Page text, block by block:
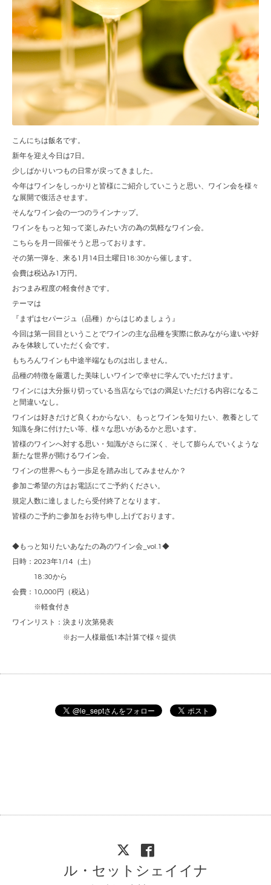
こんにちは飯名です。
新年を迎え今日は7日。
少しばかりいつもの日常が戻ってきました。
今年はワインをしっかりと皆様にご紹介していこうと思い、ワイン会を様々
な展開で復活させます。
そんなワイン会の一つのラインナップ。
ワインをもっと知って楽しみたい方の為の気軽なワイン会。
こちらを月一回催そうと思っております。
その第一弾を、来る1月14日土曜日18:30から催します。
会費は税込み1万円。
おつまみ程度の軽食付きです。
テーマは
『まずはセパージュ（品種）からはじめましょう』
今回は第一回目ということでワインの主な品種を実際に飲みながら違いや好
みを体験していただく会です。
もちろんワインも中途半端なものは出しません。
品種の特徴を厳選した美味しいワインで幸せに学んでいただけます。
ワインには大分振り切っている当店ならではの満足いただける内容になるこ
と間違いなし。
ワインは好きだけど良くわからない、もっとワインを知りたい、教養として
知識を身に付けたい等、様々な思いがあるかと思います。
皆様のワインへ対する思い・知識がさらに深く、そして膨らんでいくような
新たな世界が開けるワイン会。
ワインの世界へもう一歩足を踏み出してみませんか？
参加ご希望の方はお電話にてご予約ください。
規定人数に達しましたら受付終了となります。
皆様のご予約ご参加をお待ち申し上げております。
◆もっと知りたいあなたの為のワイン会_vol.1◆
日時：2023年1/14（土）
18:30から
会費：10,000円（税込）
※軽食付き
ワインリスト：決まり次第発表
※お一人様最低1本計算で様々提供
ル・セットシェイイナ